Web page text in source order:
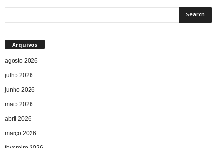
Arquivos
agosto 2026
julho 2026
junho 2026
maio 2026
abril 2026
março 2026